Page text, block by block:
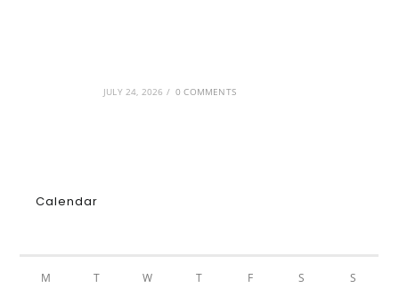
JULY 24, 2026 / 0 COMMENTS
Calendar
M T W T F S S